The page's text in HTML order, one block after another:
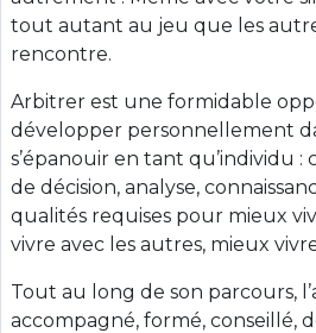
tout autant au jeu que les
rencontre.
Arbitrer est une formidable
développer personnellement
s’épanouir en tant qu’individu :
de décision, analyse,
qualités requises pour mieux
vivre avec les autres, mieux
Tout au long de son parcours,
accompagné, formé, conseillé,